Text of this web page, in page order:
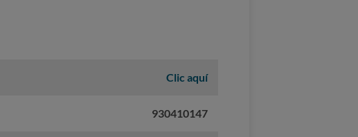
Clic aquí
930410147